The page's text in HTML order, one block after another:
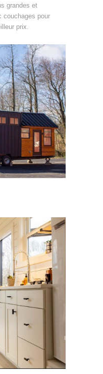
grandes et
couchages pour
prix.